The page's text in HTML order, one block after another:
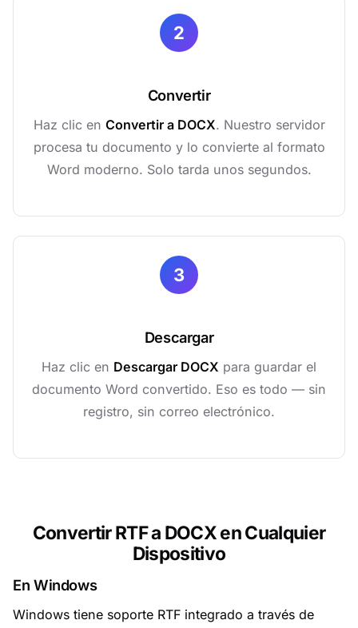
2
Convertir
Haz clic en Convertir a DOCX. Nuestro servidor
procesa tu documento y lo convierte al formato
Word moderno. Solo tarda unos segundos.
3
Descargar
Haz clic en Descargar DOCX para guardar el
documento Word convertido. Eso es todo — sin
registro, sin correo electrónico.
Convertir RTF a DOCX en Cualquier
Dispositivo
En Windows
Windows tiene soporte RTF integrado a través de